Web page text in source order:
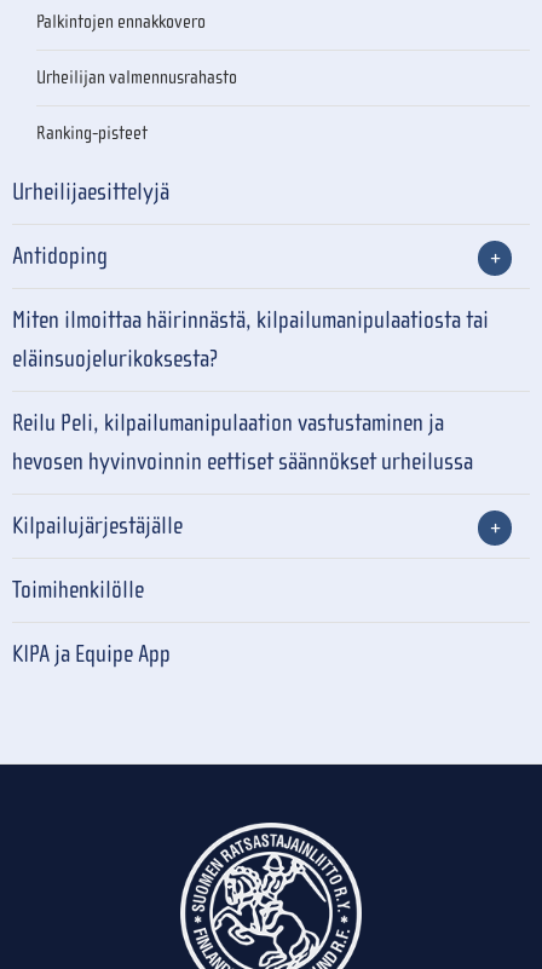
Palkintojen ennakkovero
Urheilijan valmennusrahasto
Ranking-pisteet
Urheilijaesittelyjä
Antidoping
Miten ilmoittaa häirinnästä, kilpailumanipulaatiosta tai
eläinsuojelurikoksesta?
Reilu Peli, kilpailumanipulaation vastustaminen ja
hevosen hyvinvoinnin eettiset säännökset urheilussa
Kilpailujärjestäjälle
Toimihenkilölle
KIPA ja Equipe App